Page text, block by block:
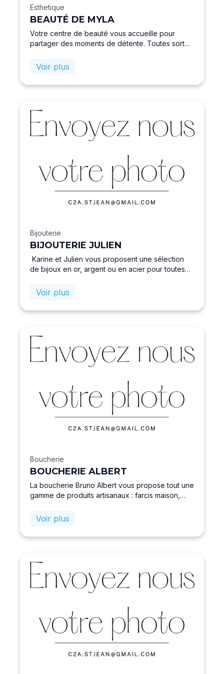
Esthetique
BEAUTÉ DE MYLA
Votre centre de beauté vous accueille pour
partager des moments de détente. Toutes sortes
phyt’s, les bougies de Charroux, une gamme de
parfum frais et fruité. Pour prolonger vossoins,
une prothésiste ongulaire, Cindy, est à votre
Voir plus
Bijouterie
BIJOUTERIE JULIEN
Karine et Julien vous proposent une sélection
de bijoux en or, argent ou en acier pour toutes
marques: Michel Herbelin, Maserati, Festina,
Fossil, Skagen, Pierre Lannier, Tisento, Les
Interchangeables, Tommy Hilfiger, Lacoste, ZAG
Voir plus
Boucherie
BOUCHERIE ALBERT
La boucherie Bruno Albert vous propose tout une
gamme de produits artisanaux : farcis maison,
charentais, poulet cuit, saucisses, boudin noir et
encore plein d’autres choses en service traiteur.
Voir plus